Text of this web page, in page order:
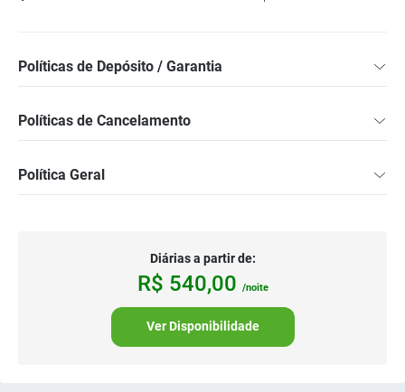
Políticas de Depósito / Garantia
Políticas de Cancelamento
Política Geral
Diárias a partir de:
R$ 540,00 /noite
Ver Disponibilidade